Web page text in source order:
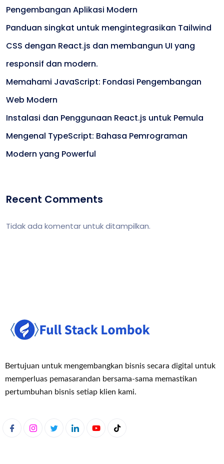
Pengembangan Aplikasi Modern
Panduan singkat untuk mengintegrasikan Tailwind
CSS dengan React.js dan membangun UI yang
responsif dan modern.
Memahami JavaScript: Fondasi Pengembangan
Web Modern
Instalasi dan Penggunaan React.js untuk Pemula
Mengenal TypeScript: Bahasa Pemrograman
Modern yang Powerful
Recent Comments
Tidak ada komentar untuk ditampilkan.
Bertujuan untuk mengembangkan bisnis secara digital untuk
memperluas pemasarandan bersama-sama memastikan
pertumbuhan bisnis setiap klien kami.